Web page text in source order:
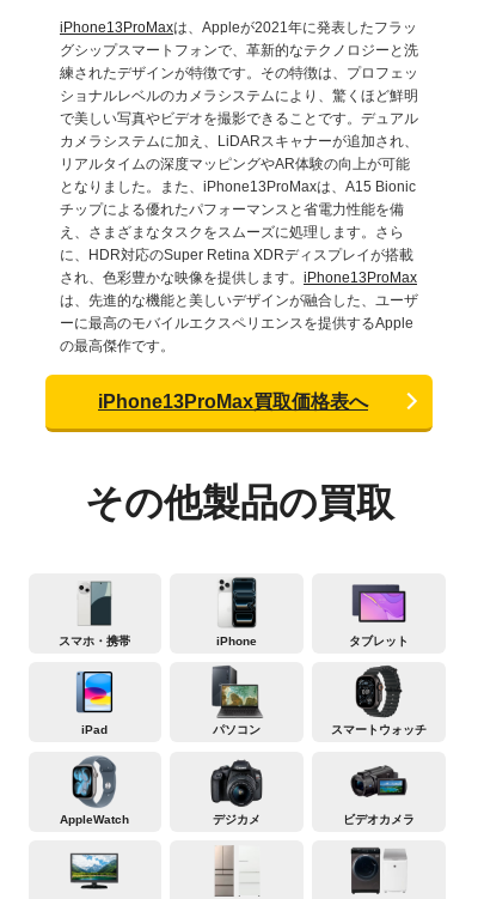
iPhone13ProMaxは、Appleが2021年に発表したフラッ
グシップスマートフォンで、革新的なテクノロジーと洗
練されたデザインが特徴です。その特徴は、プロフェッ
ショナルレベルのカメラシステムにより、驚くほど鮮明
で美しい写真やビデオを撮影できることです。デュアル
カメラシステムに加え、LiDARスキャナーが追加され、
リアルタイムの深度マッピングやAR体験の向上が可能
となりました。また、iPhone13ProMaxは、A15 Bionic
チップによる優れたパフォーマンスと省電力性能を備
え、さまざまなタスクをスムーズに処理します。さら
に、HDR対応のSuper Retina XDRディスプレイが搭載
され、色彩豊かな映像を提供します。 iPhone13ProMax
は、先進的な機能と美しいデザインが融合した、ユーザ
ーに最高のモバイルエクスペリエンスを提供するApple
の最高傑作です。
iPhone13ProMax買取価格表へ
その他製品の買取
スマホ・携帯 iPhone タブレット
iPad パソコン スマートウォッチ
AppleWatch デジカメ ビデオカメラ